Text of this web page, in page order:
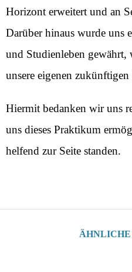
Horizont erweitert und an
Darüber hinaus wurde uns
und Studienleben
unsere eigenen zukünftigen
Hiermit bedanken wir uns
uns dieses Praktikum
helfend zur Seite standen.